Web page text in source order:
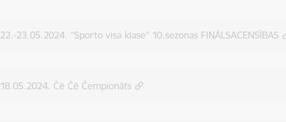
22.-23.05.2024. “Sporto visa klase” 10.sezonas FINĀLSACENSĪBAS
18.05.2024. Čē Čē Čempionāts